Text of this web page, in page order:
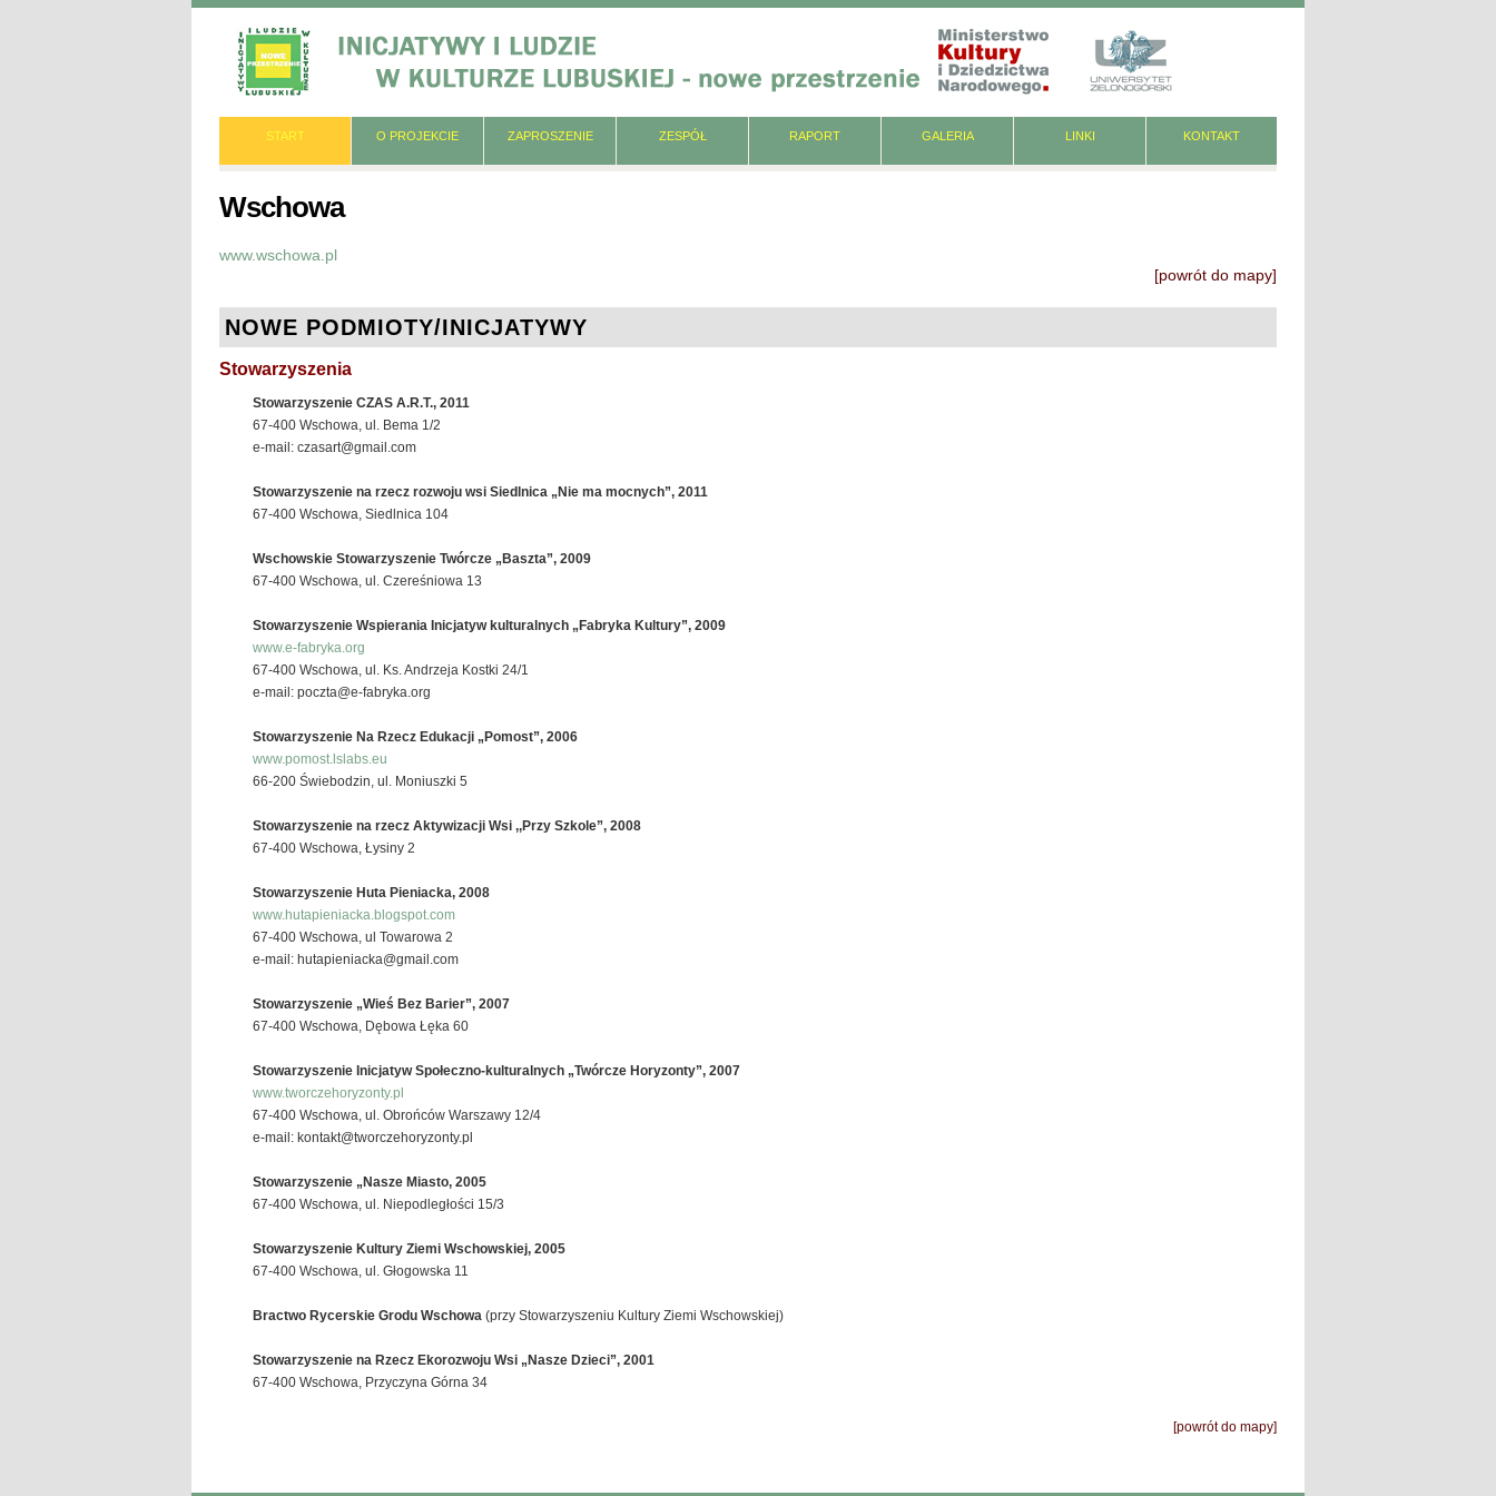
START O PROJEKCIE ZAPROSZENIE ZESPÓŁ RAPORT GALERIA LINKI KONTAKT
Wschowa
www.wschowa.pl
[powrót do mapy]
NOWE PODMIOTY/INICJATYWY
Stowarzyszenia
Stowarzyszenie CZAS A.R.T., 2011
67-400 Wschowa, ul. Bema 1/2
e-mail: czasart@gmail.com
Stowarzyszenie na rzecz rozwoju wsi Siedlnica „Nie ma mocnych”, 2011
67-400 Wschowa, Siedlnica 104
Wschowskie Stowarzyszenie Twórcze „Baszta”, 2009
67-400 Wschowa, ul. Czereśniowa 13
Stowarzyszenie Wspierania Inicjatyw kulturalnych „Fabryka Kultury”, 2009
www.e-fabryka.org
67-400 Wschowa, ul. Ks. Andrzeja Kostki 24/1
e-mail: poczta@e-fabryka.org
Stowarzyszenie Na Rzecz Edukacji „Pomost”, 2006
www.pomost.lslabs.eu
66-200 Świebodzin, ul. Moniuszki 5
Stowarzyszenie na rzecz Aktywizacji Wsi ,,Przy Szkole”, 2008
67-400 Wschowa, Łysiny 2
Stowarzyszenie Huta Pieniacka, 2008
www.hutapieniacka.blogspot.com
67-400 Wschowa, ul Towarowa 2
e-mail: hutapieniacka@gmail.com
Stowarzyszenie „Wieś Bez Barier”, 2007
67-400 Wschowa, Dębowa Łęka 60
Stowarzyszenie Inicjatyw Społeczno-kulturalnych „Twórcze Horyzonty”, 2007
www.tworczehoryzonty.pl
67-400 Wschowa, ul. Obrońców Warszawy 12/4
e-mail: kontakt@tworczehoryzonty.pl
Stowarzyszenie „Nasze Miasto, 2005
67-400 Wschowa, ul. Niepodległości 15/3
Stowarzyszenie Kultury Ziemi Wschowskiej, 2005
67-400 Wschowa, ul. Głogowska 11
Bractwo Rycerskie Grodu Wschowa (przy Stowarzyszeniu Kultury Ziemi Wschowskiej)
Stowarzyszenie na Rzecz Ekorozwoju Wsi „Nasze Dzieci”, 2001
67-400 Wschowa, Przyczyna Górna 34
[powrót do mapy]